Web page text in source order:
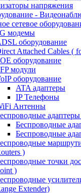
напряжения
-
сетевое
модемы
оборудование
Attached Cables (
оборудование
модули
оборудование
ATA адаптеры
IP Телефоны
Антенны
Беспроводные
Беспроводные
)
точки
)
Extender)